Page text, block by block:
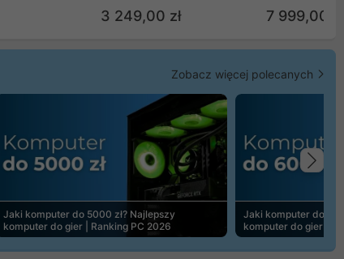
3 249,00 zł 7 999,00 zł
Zobacz więcej polecanych
Jaki komputer do 5000 zł? Najlepszy
komputer do gier | Ranking PC 2026
Jaki komputer do
komputer do gier |